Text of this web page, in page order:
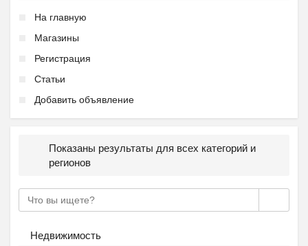
На главную
Магазины
Регистрация
Статьи
Добавить объявление
Показаны результаты для всех категорий и
регионов
Недвижимость